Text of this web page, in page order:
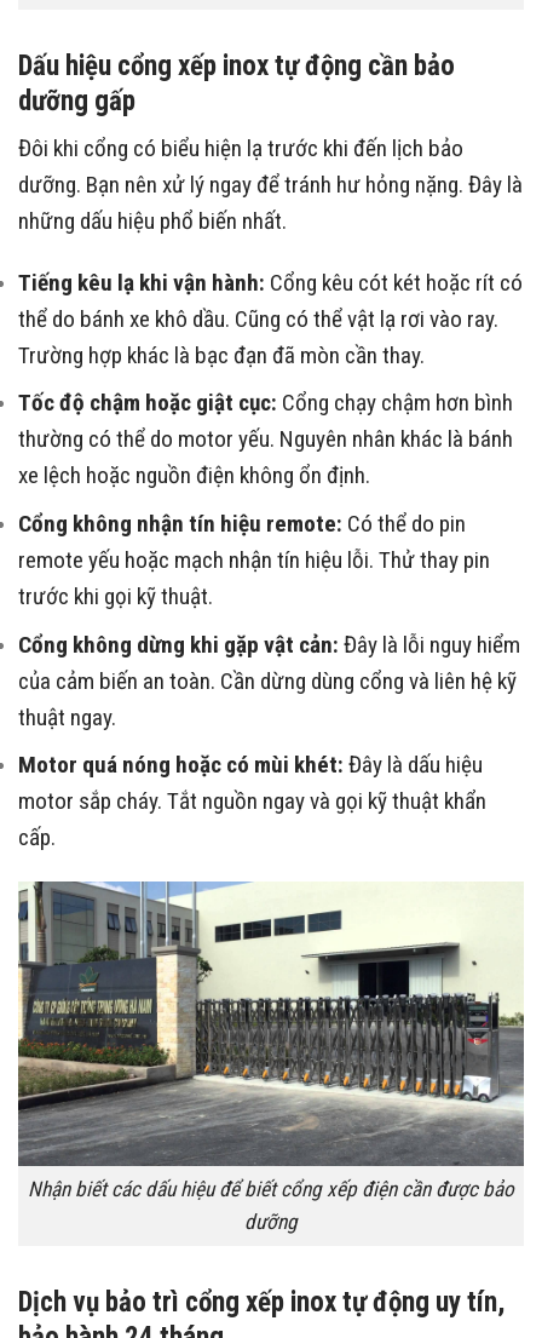
Dấu hiệu cổng xếp inox tự động cần bảo
dưỡng gấp
Đôi khi cổng có biểu hiện lạ trước khi đến lịch bảo
dưỡng. Bạn nên xử lý ngay để tránh hư hỏng nặng. Đây là
những dấu hiệu phổ biến nhất.
Tiếng kêu lạ khi vận hành: Cổng kêu cót két hoặc rít có
thể do bánh xe khô dầu. Cũng có thể vật lạ rơi vào ray.
Trường hợp khác là bạc đạn đã mòn cần thay.
Tốc độ chậm hoặc giật cục: Cổng chạy chậm hơn bình
thường có thể do motor yếu. Nguyên nhân khác là bánh
xe lệch hoặc nguồn điện không ổn định.
Cổng không nhận tín hiệu remote: Có thể do pin
remote yếu hoặc mạch nhận tín hiệu lỗi. Thử thay pin
trước khi gọi kỹ thuật.
Cổng không dừng khi gặp vật cản: Đây là lỗi nguy hiểm
của cảm biến an toàn. Cần dừng dùng cổng và liên hệ kỹ
thuật ngay.
Motor quá nóng hoặc có mùi khét: Đây là dấu hiệu
motor sắp cháy. Tắt nguồn ngay và gọi kỹ thuật khẩn
cấp.
Nhận biết các dấu hiệu để biết cổng xếp điện cần được bảo
dưỡng
Dịch vụ bảo trì cổng xếp inox tự động uy tín,